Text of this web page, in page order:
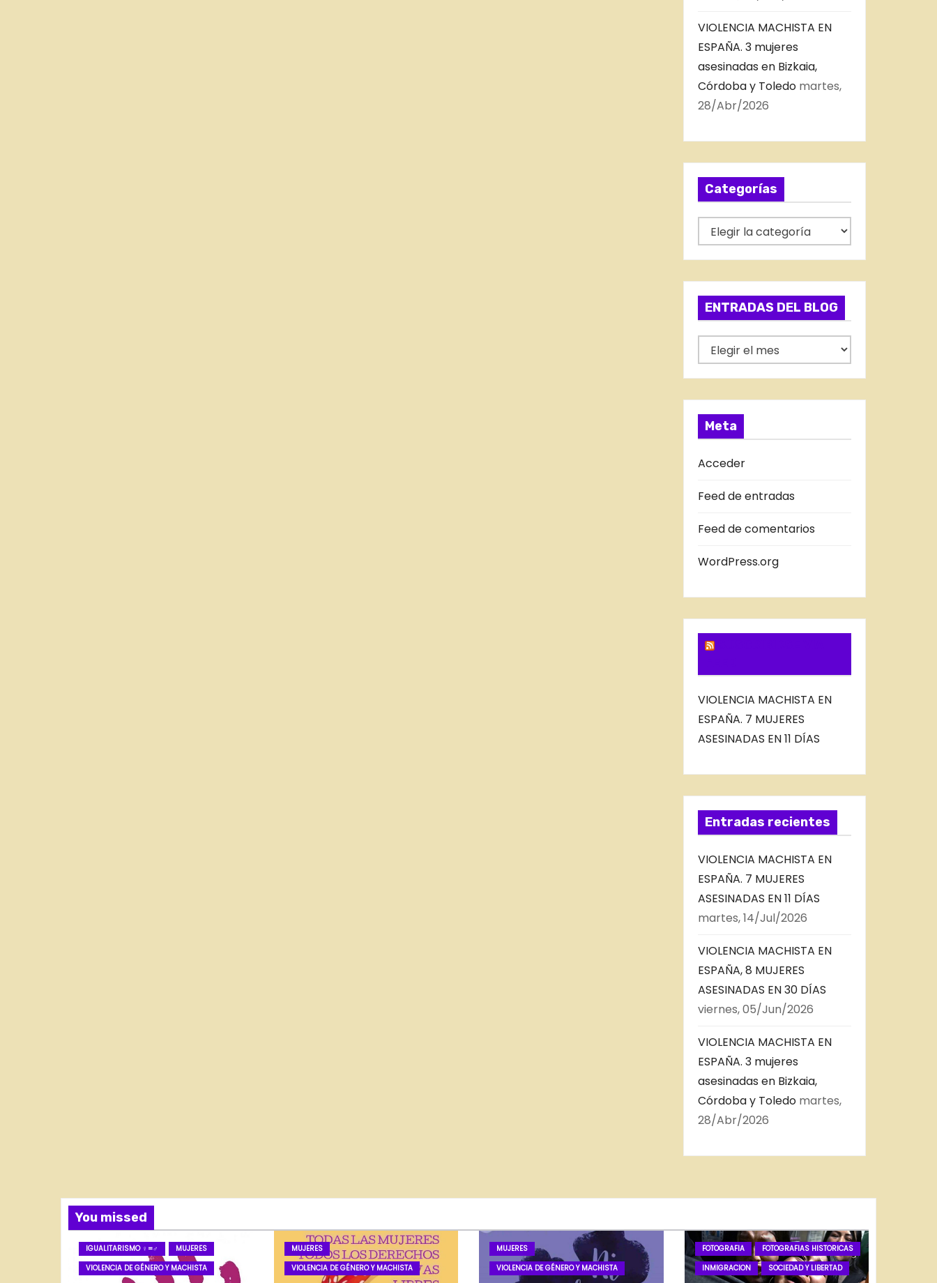
VIOLENCIA MACHISTA EN
ESPAÑA. 3 mujeres
asesinadas en Bizkaia,
Córdoba y Toledo martes,
28/Abr/2026
Categorías
a
t
e
o
í
a
s
ENTRADAS DEL BLOG
N
T
R
D
A
D
B
O
G
Meta
Acceder
Feed de entradas
Feed de comentarios
WordPress.org
VIOLENCIA MACHISTA EN
ESPAÑA. 7 MUJERES
ASESINADAS EN 11 DÍAS
Entradas recientes
VIOLENCIA MACHISTA EN
ESPAÑA. 7 MUJERES
ASESINADAS EN 11 DÍAS
martes, 14/Jul/2026
VIOLENCIA MACHISTA EN
ESPAÑA, 8 MUJERES
ASESINADAS EN 30 DÍAS
viernes, 05/Jun/2026
VIOLENCIA MACHISTA EN
ESPAÑA. 3 mujeres
asesinadas en Bizkaia,
Córdoba y Toledo martes,
28/Abr/2026
You missed
IGUALITARISMO ♀=♂
MUJERES
VIOLENCIA DE GÉNERO Y MACHISTA
MUJERES
VIOLENCIA DE GÉNERO Y MACHISTA
MUJERES
VIOLENCIA DE GÉNERO Y MACHISTA
FOTOGRAFIA
FOTOGRAFIAS HISTORICAS
INMIGRACION
SOCIEDAD Y LIBERTAD